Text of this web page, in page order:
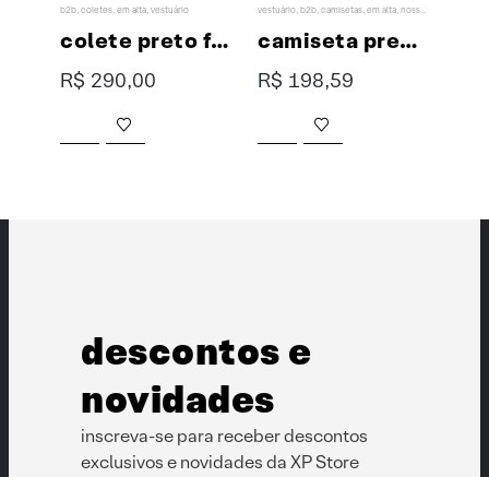
b2b, coletes, em alta, vestuário
colete preto feminino
R$ 290,00
vestuário, b2b, camisetas, em alta, nossos favoritos
camiseta premium XP
R$ 198,59
descontos e
novidades
inscreva-se para receber descontos
exclusivos e novidades da XP Store